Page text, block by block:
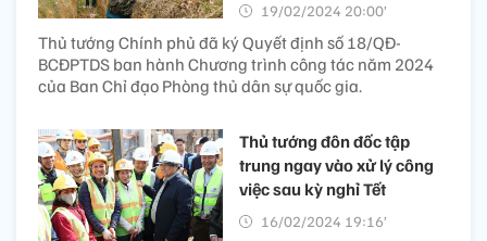
19/02/2024 20:00’
Thủ tướng Chính phủ đã ký Quyết định số 18/QĐ-
BCĐPTDS ban hành Chương trình công tác năm 2024
của Ban Chỉ đạo Phòng thủ dân sự quốc gia.
Thủ tướng đôn đốc tập
trung ngay vào xử lý công
việc sau kỳ nghỉ Tết
16/02/2024 19:16’